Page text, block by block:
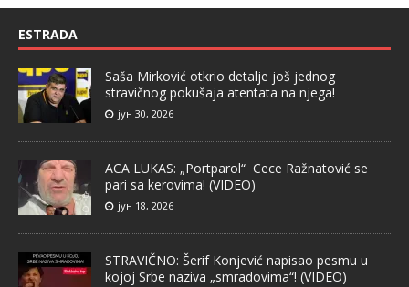
ESTRADA
Saša Mirković otkrio detalje još jednog
stravičnog pokušaja atentata na njega!
јун 30, 2026
ACA LUKAS: „Portparol“ Cece Ražnatović se
pari sa kerovima! (VIDEO)
јун 18, 2026
STRAVIČNO: Šerif Konjević napisao pesmu u
kojoj Srbe naziva „smradovima“! (VIDEO)